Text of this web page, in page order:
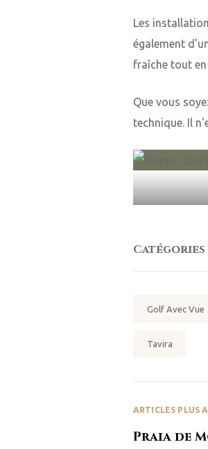
Les
également
fraîche tout
Que vous
technique. Il
Catégories
Golf Avec Vue
Tavira
ARTICLES PLUS
Praia de